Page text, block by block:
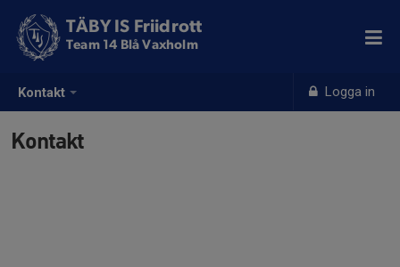
Kontakt Logga in
TÄBY IS Friidrott
Team 14 Blå Vaxholm
Kontakt